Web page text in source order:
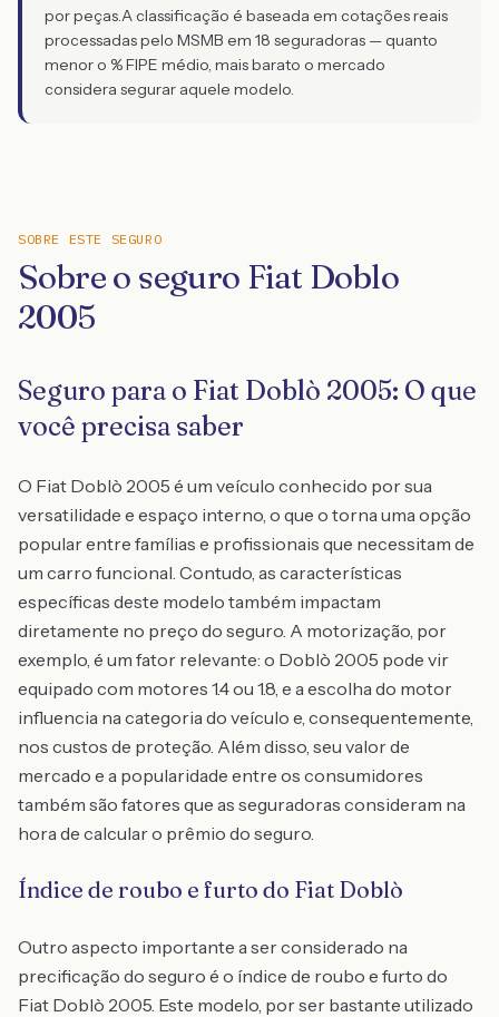
por peças.A classificação é baseada em cotações reais
processadas pelo MSMB em 18 seguradoras — quanto
menor o % FIPE médio, mais barato o mercado
considera segurar aquele modelo.
SOBRE ESTE SEGURO
Sobre o seguro Fiat Doblo
2005
Seguro para o Fiat Doblò 2005: O que
você precisa saber
O Fiat Doblò 2005 é um veículo conhecido por sua
versatilidade e espaço interno, o que o torna uma opção
popular entre famílias e profissionais que necessitam de
um carro funcional. Contudo, as características
específicas deste modelo também impactam
diretamente no preço do seguro. A motorização, por
exemplo, é um fator relevante: o Doblò 2005 pode vir
equipado com motores 1.4 ou 1.8, e a escolha do motor
influencia na categoria do veículo e, consequentemente,
nos custos de proteção. Além disso, seu valor de
mercado e a popularidade entre os consumidores
também são fatores que as seguradoras consideram na
hora de calcular o prêmio do seguro.
Índice de roubo e furto do Fiat Doblò
Outro aspecto importante a ser considerado na
precificação do seguro é o índice de roubo e furto do
Fiat Doblò 2005. Este modelo, por ser bastante utilizado